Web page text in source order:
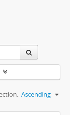
Ascending